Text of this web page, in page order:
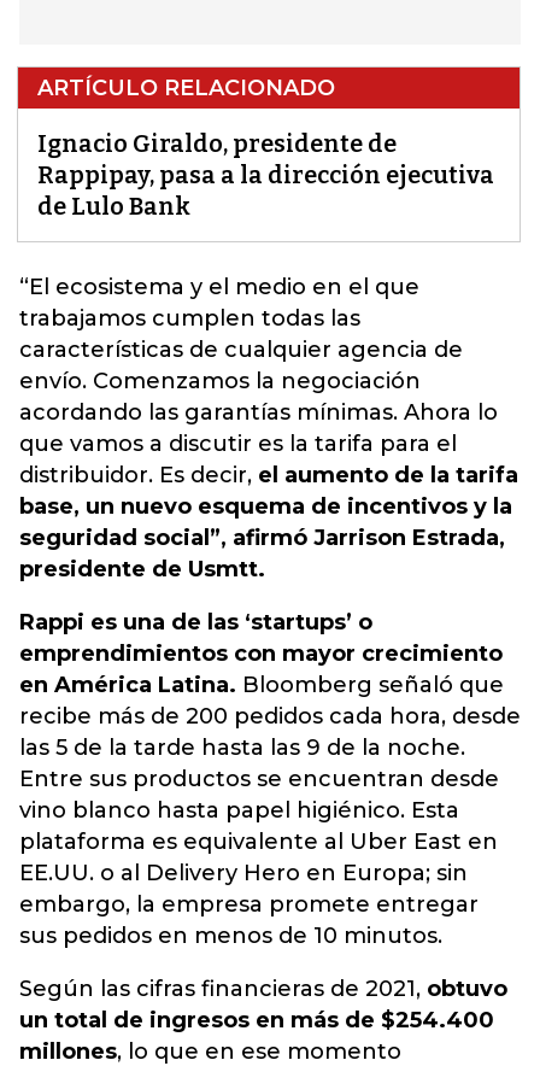
ARTÍCULO RELACIONADO
Ignacio Giraldo, presidente de
Rappipay, pasa a la dirección ejecutiva
de Lulo Bank
“El ecosistema y el medio en el que
trabajamos cumplen todas las
características de cualquier agencia de
envío. Comenzamos la negociación
acordando las garantías mínimas. Ahora lo
que vamos a discutir es la tarifa para el
distribuidor. Es decir, el aumento de la tarifa
base, un nuevo esquema de incentivos y la
seguridad social”, afirmó Jarrison Estrada,
presidente de Usmtt.
Rappi es una de las ‘startups’ o
emprendimientos con mayor crecimiento
en América Latina. Bloomberg señaló que
recibe más de 200 pedidos cada hora, desde
las 5 de la tarde hasta las 9 de la noche.
Entre sus productos se encuentran desde
vino blanco hasta papel higiénico. Esta
plataforma es equivalente al Uber East en
EE.UU. o al Delivery Hero en Europa; sin
embargo, la empresa promete entregar
sus pedidos en menos de 10 minutos.
Según las cifras financieras de 2021, obtuvo
un total de ingresos en más de $254.400
millones, lo que en ese momento